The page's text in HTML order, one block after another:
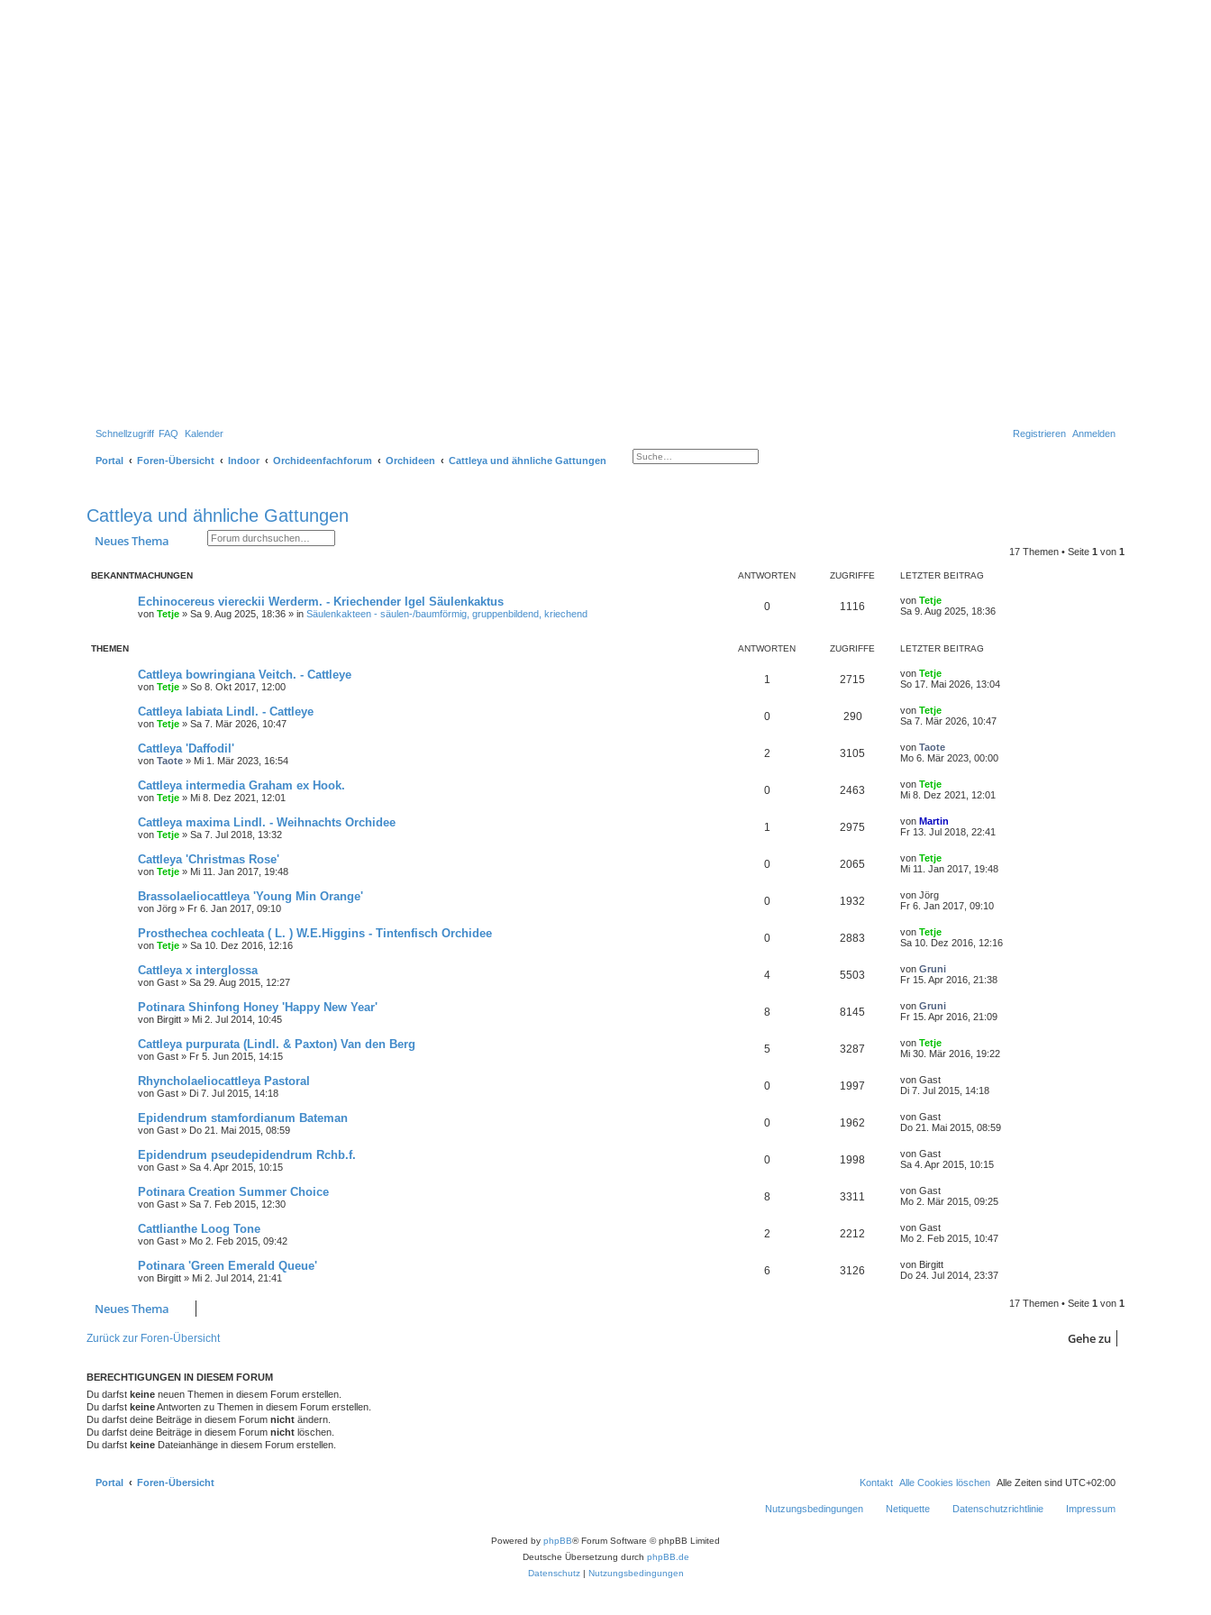
Schnellzugriff FAQ Kalender Anmelden
Registrieren
Portal Foren-Übersicht Indoor Orchideenfachforum Orchideen Cattleya und ähnliche Gattungen Suche
Erweiterte Suche
h
Cattleya und ähnliche Gattungen
Neues Thema Suche
Erweiterte Suche
17 Themen • Seite 1 von 1
BEKANNTMACHUNGEN ANTWORTEN ZUGRIFFE LETZTER BEITRAG
Echinocereus viereckii Werderm. - Kriechender Igel Säulenkaktus
von Tetje » Sa 9. Aug 2025, 18:36 » in Säulenkakteen - säulen-/baumförmig, gruppenbildend, kriechend
0 1116 von Tetje
Sa 9. Aug 2025, 18:36
THEMEN ANTWORTEN ZUGRIFFE LETZTER BEITRAG
Cattleya bowringiana Veitch. - Cattleye
von Tetje » So 8. Okt 2017, 12:00
1 2715 von Tetje
So 17. Mai 2026, 13:04
Cattleya labiata Lindl. - Cattleye
von Tetje » Sa 7. Mär 2026, 10:47
0 290 von Tetje
Sa 7. Mär 2026, 10:47
Cattleya 'Daffodil'
von Taote » Mi 1. Mär 2023, 16:54
2 3105 von Taote
Mo 6. Mär 2023, 00:00
Cattleya intermedia Graham ex Hook.
von Tetje » Mi 8. Dez 2021, 12:01
0 2463 von Tetje
Mi 8. Dez 2021, 12:01
Cattleya maxima Lindl. - Weihnachts Orchidee
von Tetje » Sa 7. Jul 2018, 13:32
1 2975 von Martin
Fr 13. Jul 2018, 22:41
Cattleya 'Christmas Rose'
von Tetje » Mi 11. Jan 2017, 19:48
0 2065 von Tetje
Mi 11. Jan 2017, 19:48
Brassolaeliocattleya 'Young Min Orange'
von Jörg » Fr 6. Jan 2017, 09:10
0 1932 von Jörg
Fr 6. Jan 2017, 09:10
Prosthechea cochleata ( L. ) W.E.Higgins - Tintenfisch Orchidee
von Tetje » Sa 10. Dez 2016, 12:16
0 2883 von Tetje
Sa 10. Dez 2016, 12:16
Cattleya x interglossa
von Gast » Sa 29. Aug 2015, 12:27
4 5503 von Gruni
Fr 15. Apr 2016, 21:38
Potinara Shinfong Honey 'Happy New Year'
von Birgitt » Mi 2. Jul 2014, 10:45
8 8145 von Gruni
Fr 15. Apr 2016, 21:09
Cattleya purpurata (Lindl. & Paxton) Van den Berg
von Gast » Fr 5. Jun 2015, 14:15
5 3287 von Tetje
Mi 30. Mär 2016, 19:22
Rhyncholaeliocattleya Pastoral
von Gast » Di 7. Jul 2015, 14:18
0 1997 von Gast
Di 7. Jul 2015, 14:18
Epidendrum stamfordianum Bateman
von Gast » Do 21. Mai 2015, 08:59
0 1962 von Gast
Do 21. Mai 2015, 08:59
Epidendrum pseudepidendrum Rchb.f.
von Gast » Sa 4. Apr 2015, 10:15
0 1998 von Gast
Sa 4. Apr 2015, 10:15
Potinara Creation Summer Choice
von Gast » Sa 7. Feb 2015, 12:30
8 3311 von Gast
Mo 2. Mär 2015, 09:25
Cattlianthe Loog Tone
von Gast » Mo 2. Feb 2015, 09:42
2 2212 von Gast
Mo 2. Feb 2015, 10:47
Potinara 'Green Emerald Queue'
von Birgitt » Mi 2. Jul 2014, 21:41
6 3126 von Birgitt
Do 24. Jul 2014, 23:37
Neues Thema 17 Themen • Seite 1 von 1
Zurück zur Foren-Übersicht Gehe zu
BERECHTIGUNGEN IN DIESEM FORUM
Du darfst keine neuen Themen in diesem Forum erstellen.
Du darfst keineAntworten zu Themen in diesem Forum erstellen.
Du darfst deine Beiträge in diesem Forum nicht ändern.
Du darfst deine Beiträge in diesem Forum nicht löschen.
Du darfst keine Dateianhänge in diesem Forum erstellen.
Portal Foren-Übersicht Alle Zeiten sind UTC+02:00
Alle Cookies löschen
Kontakt
Impressum
Datenschutzrichtlinie
Netiquette
Nutzungsbedingungen
Powered by phpBB® Forum Software © phpBB Limited
Deutsche Übersetzung durch phpBB.de
Datenschutz| Nutzungsbedingungen